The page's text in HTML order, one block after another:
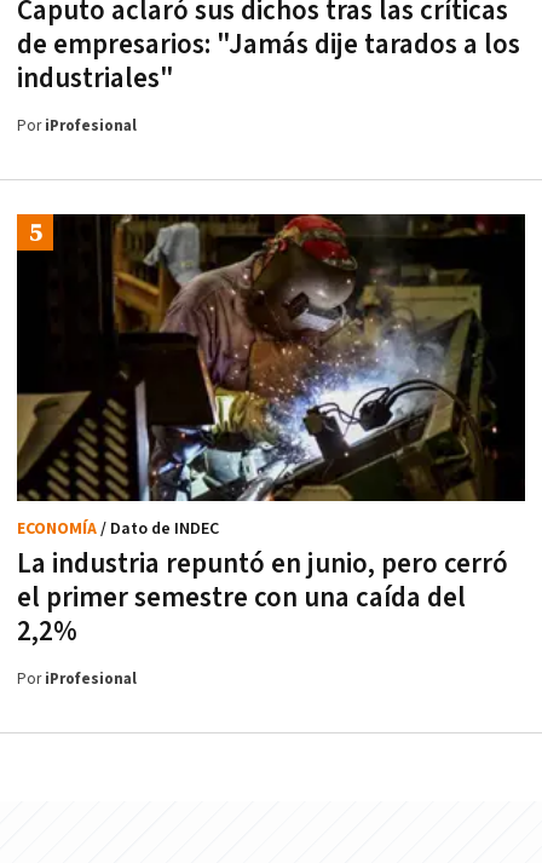
Caputo aclaró sus dichos tras las críticas
de empresarios: "Jamás dije tarados a los
industriales"
PoriProfesional
La industria repuntó en junio, pero cerró
el primer semestre con una caída del
2,2%
ECONOMÍA/ Dato de INDEC
PoriProfesional